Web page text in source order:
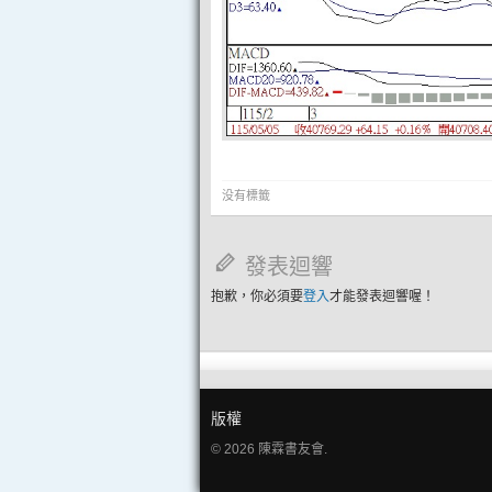
没有標籤
發表迴響
抱歉，你必須要登入才能發表迴響喔！
版權
© 2026 陳霖書友會.